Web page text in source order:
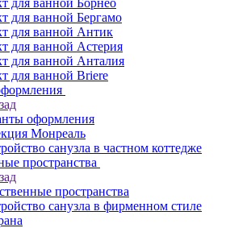
для ванной Борнео
для ванной Бергамо
для ванной Антик
для ванной Астерия
для ванной Анталия
для ванной Briere
оформления
Монреаль
санузла в частном коттедже
пространства
пространства
санузла в фирменном стиле